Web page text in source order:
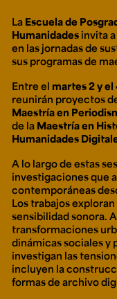
Configuración de
Universidad de
Reconocimiento
de mayo de 1964.
Resolución 28 del
Acreditación
La Escuela de
Humanidadesinvita a
en las jornadas de
sus programas de
Entre el martes 2 y
reunirán proyectos
Maestría en
de la Maestría en
Humanidades
A lo largo de estas
investigaciones que
contemporáneas
Los trabajos
sensibilidad sonora.
transformaciones
dinámicas sociales y
investigan las
incluyen la
formas de archivo